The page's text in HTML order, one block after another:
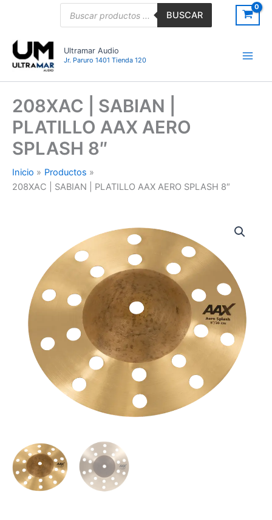
BUSCAR
Ultramar Audio
Jr. Paruro 1401 Tienda 120
208XAC | SABIAN |
PLATILLO AAX AERO
SPLASH 8″
Inicio
Productos
208XAC | SABIAN | PLATILLO AAX AERO SPLASH 8″
PLATILLO
AERO
SPLASH
cantidad